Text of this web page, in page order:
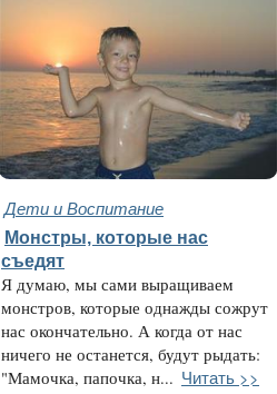
Дети и Воспитание
Монстры, которые нас
съедят
Я думаю, мы сами выращиваем
монстров, которые однажды сожрут
нас окончательно. А когда от нас
ничего не останется, будут рыдать:
"Мамочка, папочка, н... Читать >>